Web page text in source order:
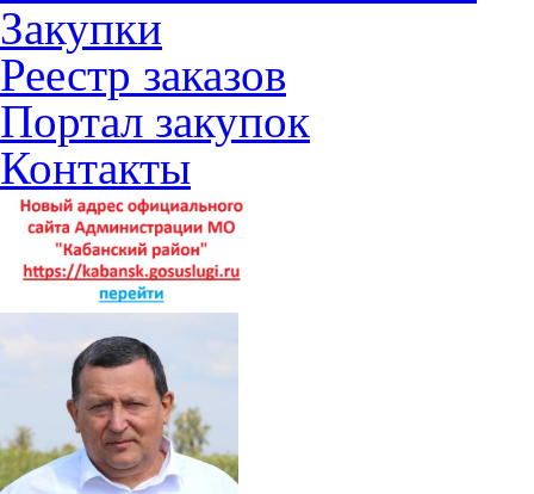
Закупки
Реестр заказов
Портал закупок
Контакты